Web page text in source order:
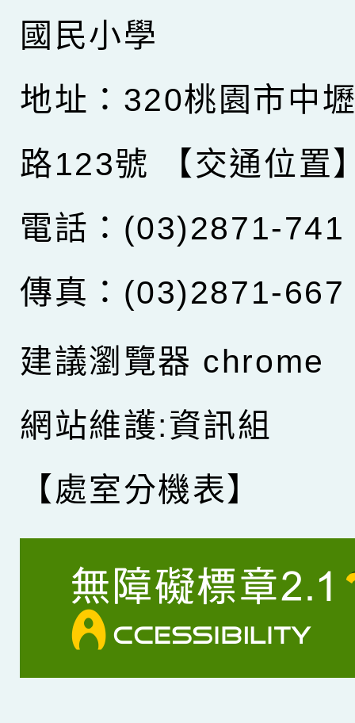
國民小學
地址：320桃園市中
路123號
【交通位置
電話：(03)2871-741
傳真：(03)2871-667
建議瀏覽器 chrome
網站維護:資訊組
【處室分機表】